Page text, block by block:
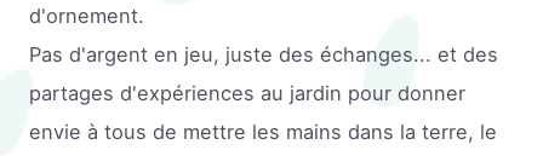
d'ornement.
Pas d'argent en jeu, juste des échanges... et des
partages d'expériences au jardin pour donner
envie à tous de mettre les mains dans la terre, le